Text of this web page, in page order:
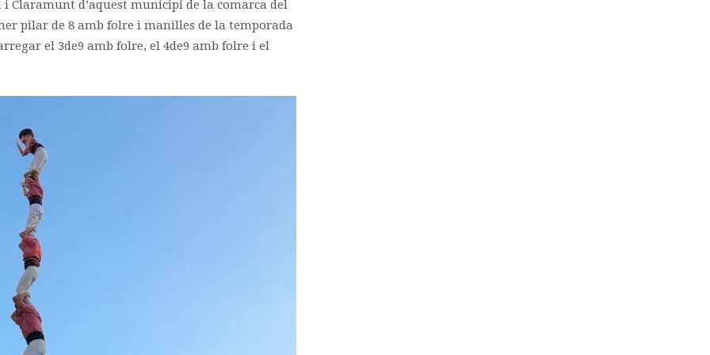
Claramunt d’aquest municipi de la comarca del
pilar de 8 amb folre i manilles de la temporada
el 3de9 amb folre, el 4de9 amb folre i el